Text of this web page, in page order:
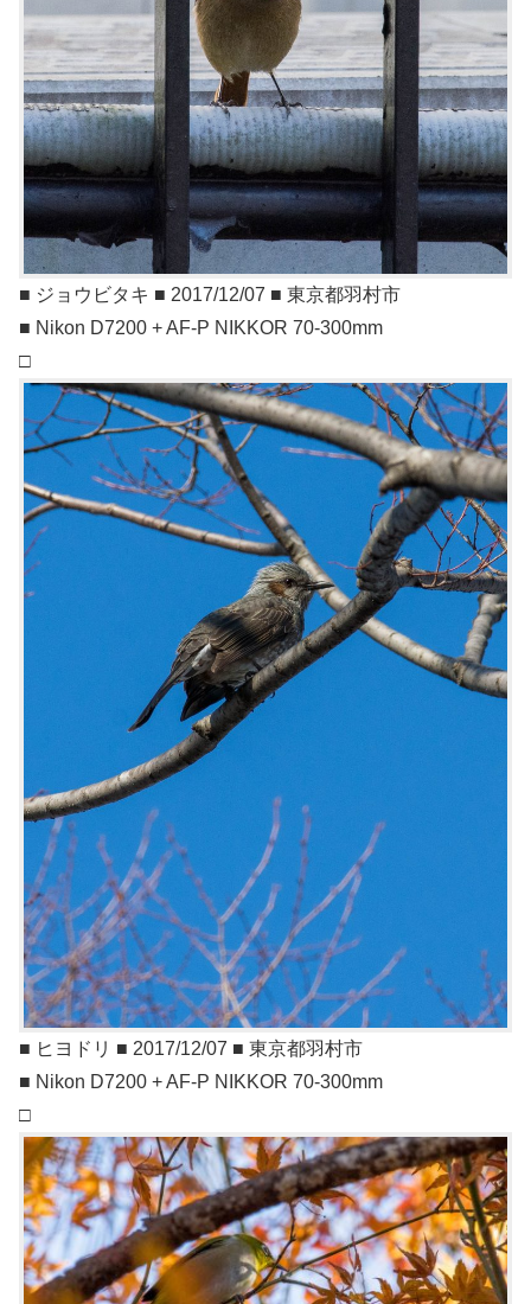
■ ジョウビタキ ■ 2017/12/07 ■ 東京都羽村市
■ Nikon D7200 + AF-P NIKKOR 70-300mm
□
■ ヒヨドリ ■ 2017/12/07 ■ 東京都羽村市
■ Nikon D7200 + AF-P NIKKOR 70-300mm
□